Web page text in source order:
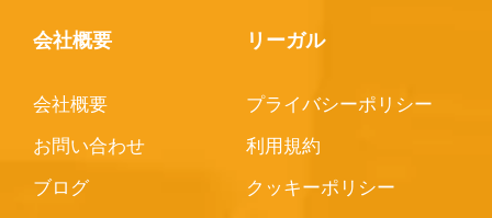
会社概要
会社概要
お問い合わせ
ブログ
リーガル
プライバシーポリシー
利用規約
クッキーポリシー